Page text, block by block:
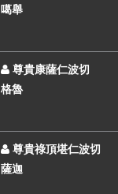
噶舉
尊貴康薩仁波切
格魯
尊貴祿頂堪仁波切
薩迦